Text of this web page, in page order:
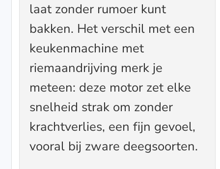
laat zonder rumoer kunt
bakken. Het verschil met een
keukenmachine met
riemaandrijving merk je
meteen: deze motor zet elke
snelheid strak om zonder
krachtverlies, een fijn gevoel,
vooral bij zware deegsoorten.